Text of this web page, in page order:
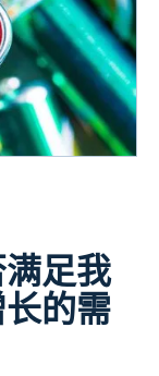
足我
的需